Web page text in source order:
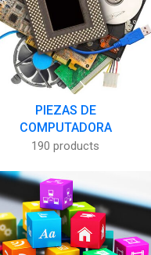
PIEZAS DE
COMPUTADORA
190 products